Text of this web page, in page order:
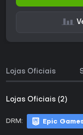
Lojas Oficiais
Lojas Oficiais (2)
DRM: Epic